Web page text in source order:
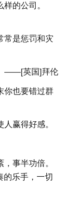
的公司。
常是惩罚和灾
——[英国]拜伦
你也要错过群
赢得好感。
事半功倍。
的乐手，一切